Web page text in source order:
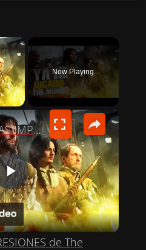
×
VIDEO
Now Playing
×
P
L
Mis PRIMERAS IMPRESIONES de The Mound: Omen of Cthulhu
de The